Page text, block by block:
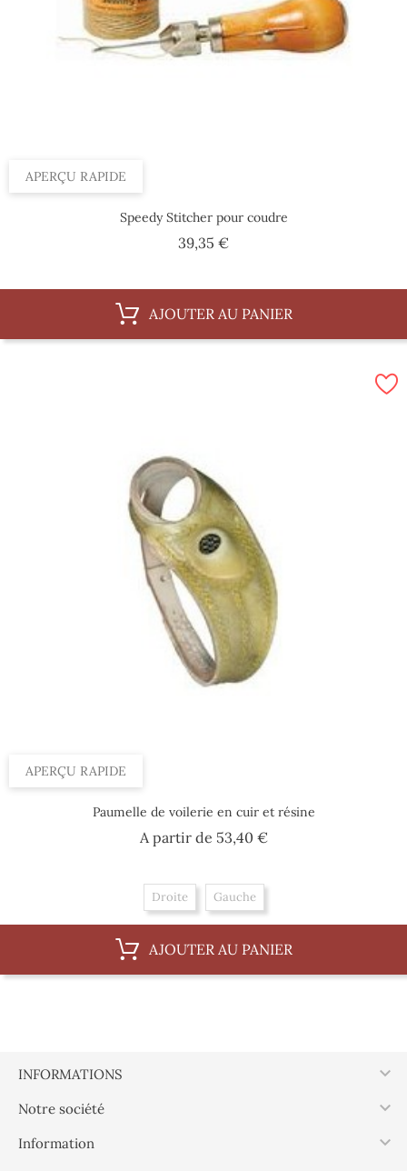
APERÇU RAPIDE
Speedy Stitcher pour coudre
39,35 €Prix
AJOUTER AU PANIER
APERÇU RAPIDE
Paumelle de voilerie en cuir et résine
A partir de 53,40 €Prix
Droite Gauche
AJOUTER AU PANIER
INFORMATIONS 
Notre société 
Information 